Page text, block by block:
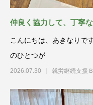
仲良く協力して、丁寧
こんにちは、あきなりで
のひとつが
2026.07.30 就労継続